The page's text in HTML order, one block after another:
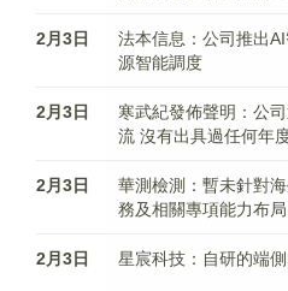
2月3日
法本信息：公司推出
源智能調度
2月3日
寒武紀發佈聲明：公
流 沒有出具過任何年
2月3日
華測檢測：暫未針對
務及相關專項能力布局
2月3日 星宸科技：自研的端